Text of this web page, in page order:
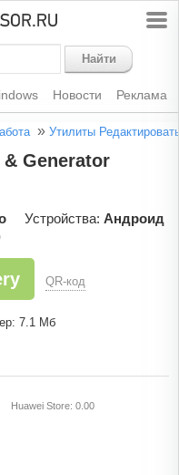
Найти
Новости Реклама
» Утилиты
& Generator
Устройства: Андроид
QR-код
7.1 Мб
Huawei Store: 0.00